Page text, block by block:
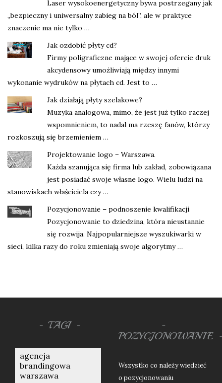
Laser wysokoenergetyczny bywa postrzegany jak
„bezpieczny i uniwersalny zabieg na ból”, ale w praktyce
znaczenie ma nie tylko …
Jak ozdobić płyty cd?
Firmy poligraficzne mające w swojej ofercie druk
akcydensowy umożliwiają między innymi
wykonanie wydruków na płytach cd. Jest to …
Jak działają płyty szelakowe?
Muzyka analogowa, mimo, że jest już tylko raczej
wspomnieniem, to nadal ma rzeszę fanów, którzy
rozkoszują się brzemieniem …
Projektowanie logo – Warszawa.
Każda szanująca się firma lub zakład, zobowiązana
jest posiadać swoje własne logo. Wielu ludzi na
stanowiskach właściciela czy …
Pozycjonowanie – podnoszenie kwalifikacji
Pozycjonowanie to dziedzina, która nieustannie
się rozwija. Najpopularniejsze wyszukiwarki w
sieci, kilka razy do roku zmieniają swoje algorytmy …
TAGI
agencja
brandingowa
warszawa
POZYCJONOWANIE
Wszystko co należy wiedzieć
o pozycjonowaniu